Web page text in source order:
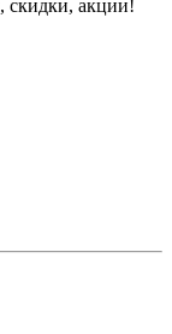
, скидки, акции!